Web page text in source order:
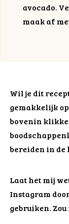
avocado.
maak af
Wil je dit
gemakkelijk
bovenin
bereiden in de
Laat het mij
Instagram
gebruiken.